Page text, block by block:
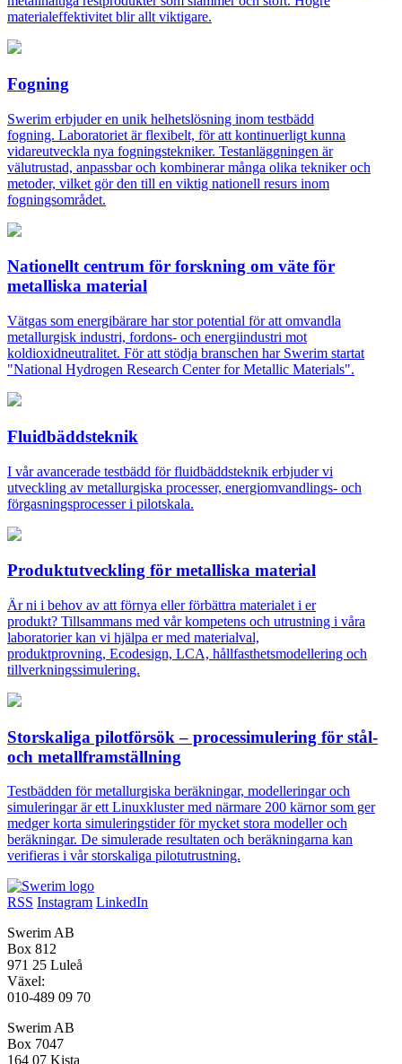
materialeffektivitet blir allt viktigare.
Fogning
Swerim erbjuder en unik helhetslösning inom testbädd
fogning. Laboratoriet är flexibelt, för att kontinuerligt kunna
vidareutveckla nya fogningstekniker. Testanläggningen är
välutrustad, anpassbar och kombinerar många olika tekniker och
metoder, vilket gör den till en viktig nationell resurs inom
fogningsområdet.
Nationellt centrum för forskning om väte för
metalliska material
Vätgas som energibärare har stor potential för att omvandla
metallurgisk industri, fordons- och energiindustri mot
koldioxidneutralitet. För att stödja branschen har Swerim startat
"National Hydrogen Research Center for Metallic Materials".
Fluidbäddsteknik
I vår avancerade testbädd för fluidbäddsteknik erbjuder vi
utveckling av metallurgiska processer, energiomvandlings- och
förgasningsprocesser i pilotskala.
Produktutveckling för metalliska material
Är ni i behov av att förnya eller förbättra materialet i er
produkt? Tillsammans med vår kompetens och utrustning i våra
laboratorier kan vi hjälpa er med materialval,
produktprovning, Ecodesign, LCA, hållfasthetsmodellering och
tillverkningssimulering.
Storskaliga pilotförsök – processimulering för stål-
och metallframställning
Testbädden för metallurgiska beräkningar, modelleringar och
simuleringar är ett Linuxkluster med närmare 200 kärnor som ger
medger korta simuleringstider för mycket stora modeller och
beräkningar. De simulerade resultaten och beräkningarna kan
verifieras i vår storskaliga pilotutrustning.
RSS Instagram LinkedIn
Swerim AB
Box 812
971 25 Luleå
Växel:
010-489 09 70
Swerim AB
Box 7047
164 07 Kista